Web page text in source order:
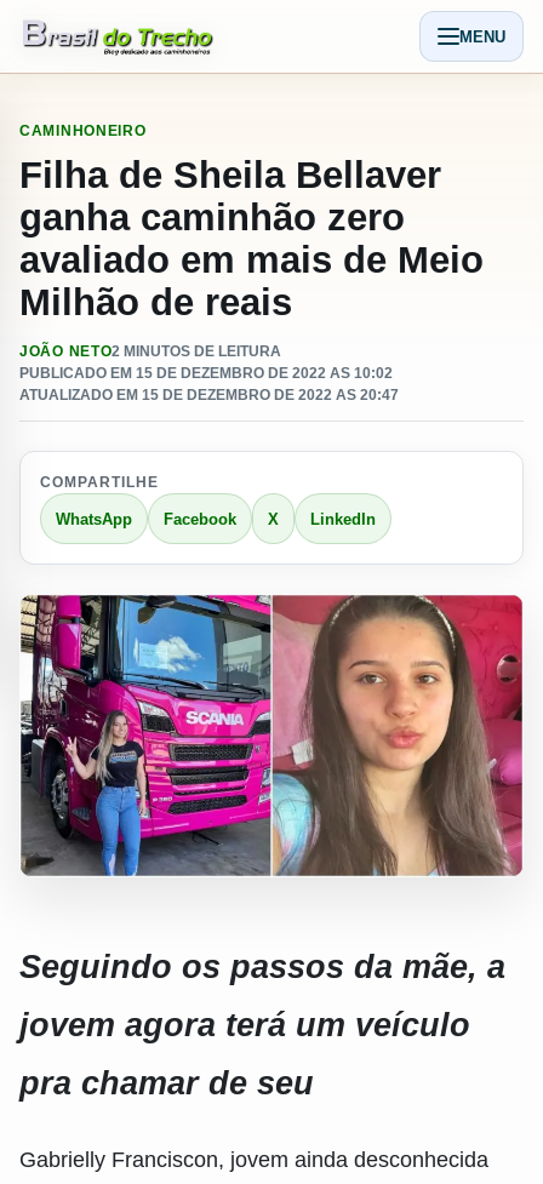
Abrir
MENU
CAMINHONEIRO
Filha de Sheila Bellaver
ganha caminhão zero
avaliado em mais de Meio
Milhão de reais
JOÃO NETO2 MINUTOS DE LEITURA
PUBLICADO EM 15 DE DEZEMBRO DE 2022 AS 10:02
ATUALIZADO EM 15 DE DEZEMBRO DE 2022 AS 20:47
COMPARTILHE
WhatsApp Facebook X LinkedIn
Seguindo os passos da mãe, a
jovem agora terá um veículo
pra chamar de seu
Gabrielly Franciscon, jovem ainda desconhecida